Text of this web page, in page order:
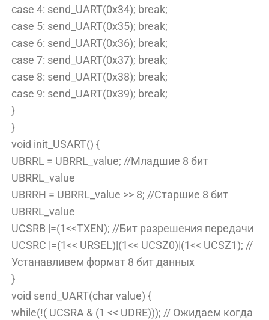
case 4: send_UART(0x34); break;
case 5: send_UART(0x35); break;
case 6: send_UART(0x36); break;
case 7: send_UART(0x37); break;
case 8: send_UART(0x38); break;
case 9: send_UART(0x39); break;
}
}
void init_USART() {
UBRRL = UBRRL_value; //Младшие 8 бит
UBRRL_value
UBRRH = UBRRL_value >> 8; //Старшие 8 бит
UBRRL_value
UCSRB |=(1<<TXEN); //Бит разрешения передачи
UCSRC |=(1<< URSEL)|(1<< UCSZ0)|(1<< UCSZ1); //
Устанавливем формат 8 бит данных
}
void send_UART(char value) {
while(!( UCSRA & (1 << UDRE))); // Ожидаем когда